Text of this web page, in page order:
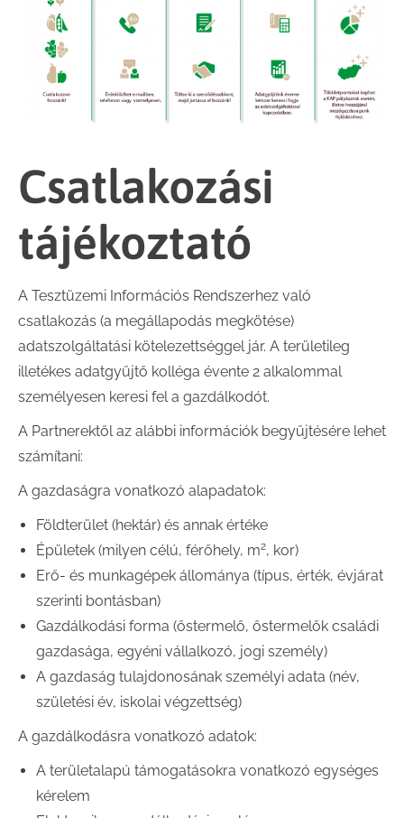
Csatlakozási
tájékoztató
A Tesztüzemi Információs Rendszerhez való
csatlakozás (a megállapodás megkötése)
adatszolgáltatási kötelezettséggel jár. A területileg
illetékes adatgyűjtő kolléga évente 2 alkalommal
személyesen keresi fel a gazdálkodót.
A Partnerektől az alábbi információk begyűjtésére lehet
számítani:
A gazdaságra vonatkozó alapadatok:
Földterület (hektár) és annak értéke
Épületek (milyen célú, férőhely, m2, kor)
Erő- és munkagépek állománya (típus, érték, évjárat
szerinti bontásban)
Gazdálkodási forma (őstermelő, őstermelők családi
gazdasága, egyéni vállalkozó, jogi személy)
A gazdaság tulajdonosának személyi adata (név,
születési év, iskolai végzettség)
A gazdálkodásra vonatkozó adatok:
A területalapú támogatásokra vonatkozó egységes
kérelem